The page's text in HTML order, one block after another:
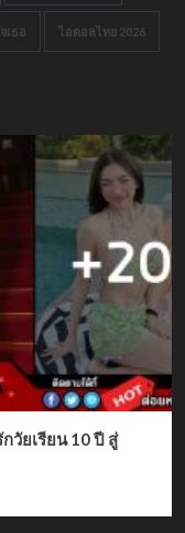
เธอ ไอดอลไทย 2026
วัยเรียน 10 ปี สู่